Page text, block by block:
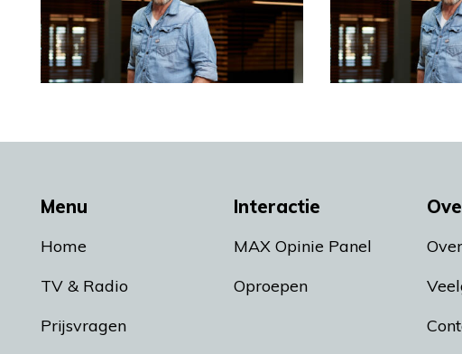
Menu
Home
TV & Radio
Prijsvragen
Interactie
MAX Opinie Panel
Oproepen